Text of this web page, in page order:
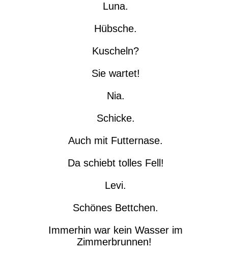
Luna.
Hübsche.
Kuscheln?
Sie wartet!
Nia.
Schicke.
Auch mit Futternase.
Da schiebt tolles Fell!
Levi.
Schönes Bettchen.
Immerhin war kein Wasser im
Zimmerbrunnen!